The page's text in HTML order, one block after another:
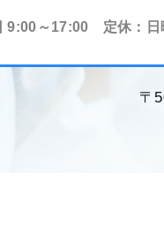
9:00～17:00 定休：日
〒